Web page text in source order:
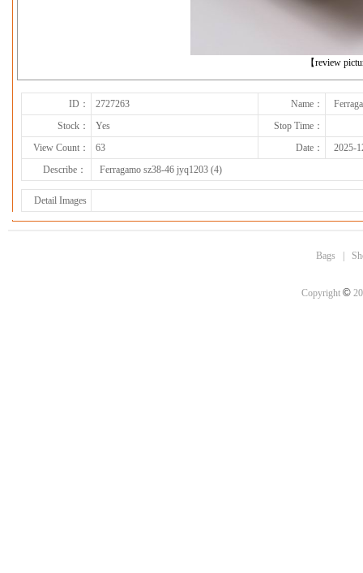
【review
ID： 2727263 Name：
Stock：
Yes
Stop Time：
View Count：
63 Date：
2025-
Describe：
Ferragamo sz38-46 jyq1203 (4)
Detail Images
Bags
Copyright ©